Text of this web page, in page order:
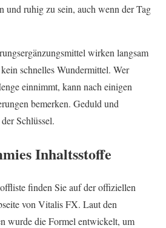
und ruhig zu sein, auch wenn der Tag
wirken langsam
schnelles Wundermittel. Wer
einnimmt, kann nach einigen
bemerken. Geduld und
Schlüssel.
Inhaltsstoffe
finden Sie auf der offiziellen
von Vitalis FX. Laut den
wurde die Formel entwickelt, um